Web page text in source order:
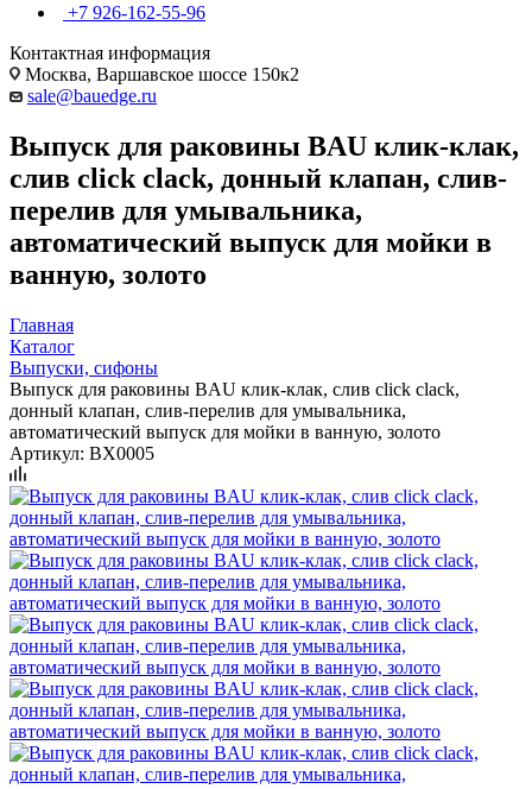
+7 926-162-55-96
Контактная информация
Москва, Варшавское шоссе 150к2
sale@bauedge.ru
Выпуск для раковины BAU клик-клак,
слив click clack, донный клапан, слив-
перелив для умывальника,
автоматический выпуск для мойки в
ванную, золото
Главная
Каталог
Выпуски, сифоны
Выпуск для раковины BAU клик-клак, слив click clack,
донный клапан, слив-перелив для умывальника,
автоматический выпуск для мойки в ванную, золото
Артикул: BX0005